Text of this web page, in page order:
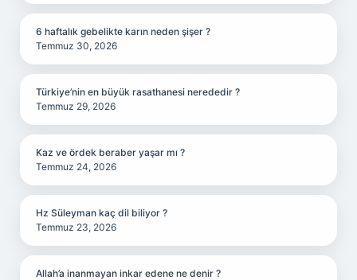
6 haftalık gebelikte karın neden şişer ?
Temmuz 30, 2026
Türkiye’nin en büyük rasathanesi nerededir ?
Temmuz 29, 2026
Kaz ve ördek beraber yaşar mı ?
Temmuz 24, 2026
Hz Süleyman kaç dil biliyor ?
Temmuz 23, 2026
Allah’a inanmayan inkar edene ne denir ?